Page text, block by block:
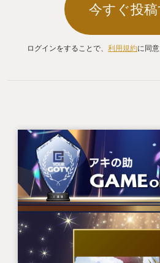
今すぐ投稿
ログインをすることで、 利用規約に同